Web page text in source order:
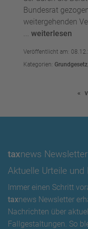
Bundesrat
weitergehenden
... weiterlesen
Veröffentlicht am:
Kategorien: Grundgesetz
taxnews Newsletter
Aktuelle Urteile
Immer einen Schritt
taxnews Newsletter
Nachrichten über
Fallgestaltungen. So